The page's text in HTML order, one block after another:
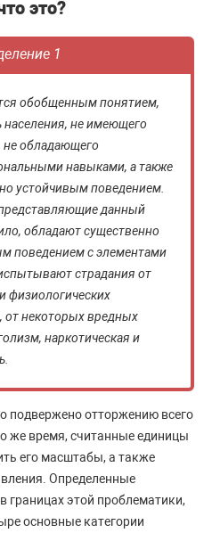
это?
1
обобщенным понятием,
населения, не имеющего
не обладающего
навыками, а также
устойчивым поведением.
данный
обладают существенно
поведением с элементами
страдания от
физиологических
от некоторых вредных
наркотическая и
подвержено отторжению всего
же время, считанные единицы
его масштабы, а также
Определенные
границах этой проблематики,
основные категории